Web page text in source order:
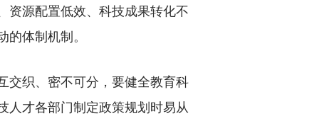
资源配置低效、科技成果转化不
体制机制。
织、密不可分，要健全教育科
人才各部门制定政策规划时易从